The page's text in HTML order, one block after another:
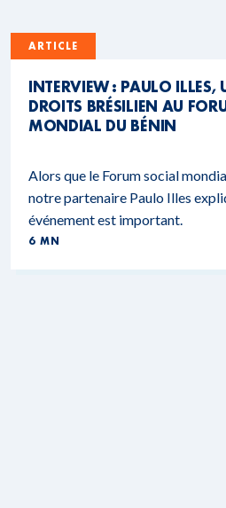
ARTICLE
INTERVIEW : PAULO ILLES,
DROITS BRÉSILIEN AU
MONDIAL DU BÉNIN
Alors que le Forum social
notre partenaire Paulo Illes
événement est important.
6 MN